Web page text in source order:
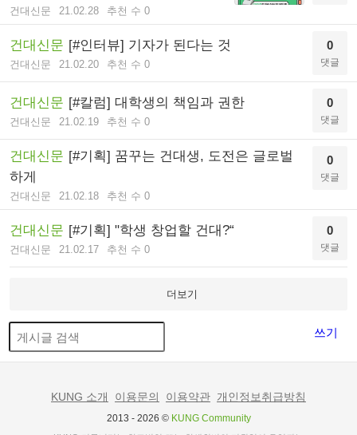
건대신문 21.02.28 추천 수 0
건대신문 [#인터뷰] 기자가 된다는 것
건대신문 21.02.20 추천 수 0
0
댓글
건대신문 [#칼럼] 대학생의 책임과 권한
건대신문 21.02.19 추천 수 0
0
댓글
건대신문 [#기획] 꿈꾸는 건대생, 도전은 글로벌
하게
건대신문 21.02.18 추천 수 0
0
댓글
건대신문 [#기획] "학생 창업할 건대?“
건대신문 21.02.17 추천 수 0
0
댓글
더보기
쓰기
KUNG 소개 이용문의 이용약관 개인정보취급방침
2013 - 2026 © KUNG Community